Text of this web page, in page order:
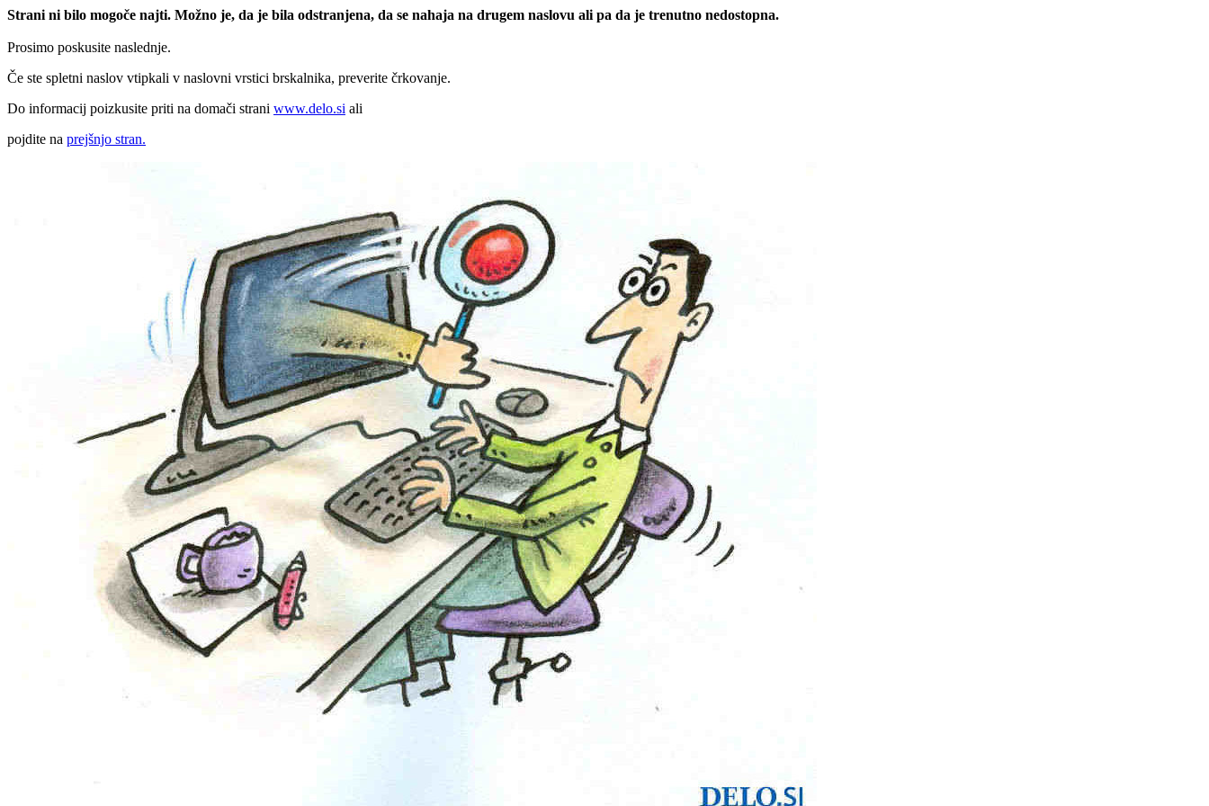
Strani ni bilo mogoče najti. Možno je, da je bila odstranjena, da se nahaja na drugem naslovu ali pa da je trenutno nedostopna.
Prosimo poskusite naslednje.
Če ste spletni naslov vtipkali v naslovni vrstici brskalnika, preverite črkovanje.
Do informacij poizkusite priti na domači strani www.delo.si ali
pojdite na prejšnjo stran.